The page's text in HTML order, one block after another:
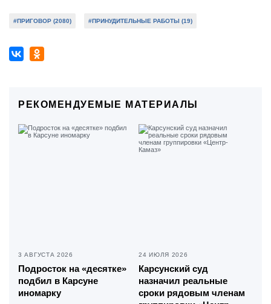
#ПРИГОВОР (2080) #ПРИНУДИТЕЛЬНЫЕ РАБОТЫ (19)
РЕКОМЕНДУЕМЫЕ МАТЕРИАЛЫ
3 АВГУСТА 2026
Подросток на «десятке»
подбил в Карсуне
иномарку
24 ИЮЛЯ 2026
Карсунский суд
назначил реальные
сроки рядовым членам